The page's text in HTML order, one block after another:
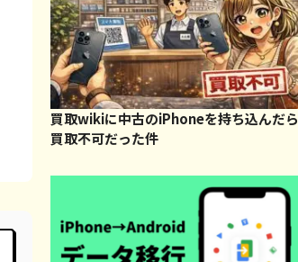
買取wikiに中古のiPhoneを持ち込んだら
買取不可だった件